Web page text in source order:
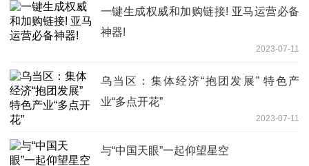
一键生成权威和加购链接! 亚马运营必备
神器!
2023-07-11
乌当区：集体经济“抱团发展” 特色产
业“多点开花”
2023-07-11
与“中国天眼”一起仰望星空